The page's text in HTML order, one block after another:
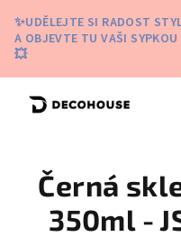
obsah
✨UDĚLEJTE SI RADOST
A OBJEVTE TU VAŠI
💥
Černá
350ml -